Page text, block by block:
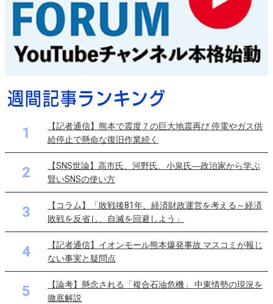
1
【記者通信】熊本で震度７の巨大地震再び 停電やガス供
給停止で懸命な復旧作業続く
2
【SNS世論】高市氏、河野氏、小泉氏―政治家から学ぶ
賢いSNSの使い方
3
【コラム】「敗戦後81年、経済財政運営を考える～経済
敗戦を反省し、自滅を回避しよう」
4
【記者通信】イオンモール熊本爆発事故 マスコミが報じ
ない事実と疑問点
5
【論考】懸念される「複合石油危機」 中東情勢の現況を
徹底解説